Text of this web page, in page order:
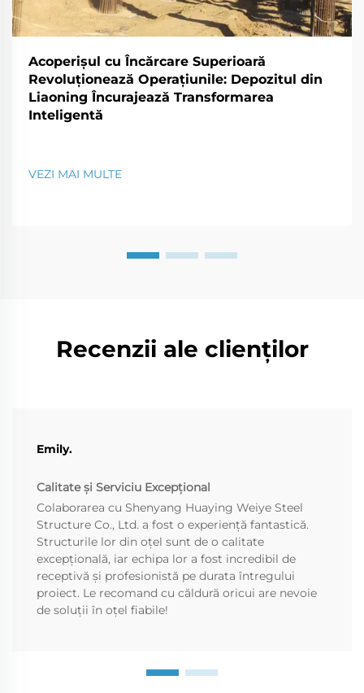
Acoperișul cu Încărcare Superioară
Revoluționează Operațiunile: Depozitul din
Liaoning Încurajează Transformarea
Inteligentă
VEZI MAI MULTE
Recenzii ale clienților
Emily.
Calitate și Serviciu Excepțional
Colaborarea cu Shenyang Huaying Weiye Steel
Structure Co., Ltd. a fost o experiență fantastică.
Structurile lor din oțel sunt de o calitate
excepțională, iar echipa lor a fost incredibil de
receptivă și profesionistă pe durata întregului
proiect. Le recomand cu căldură oricui are nevoie
de soluții în oțel fiabile!